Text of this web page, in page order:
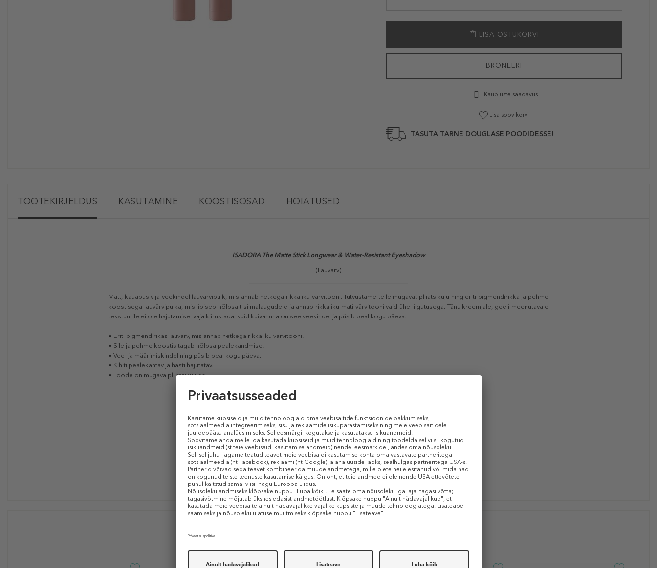
LISA OSTUKORVI
BRONEERI
Kaupluste saadavus
Lisa soovikorvi
TASUTA TARNE DOUGLASE POODIDESSE!
TOOTEKIRJELDUS KASUTAMINE KOOSTISOSAD HOIATUSED
ISADORA The Matte Stick Longwear & Water-Resistant Eyeshadow
(Lauvärv)
Matt, kauapüsiv ja veekindel lauvärvipulk, mis annab hetkega rikkaliku värvitooni. Tutvustame teile mugavat pliiatsikuju ning eriti pigmendirikka ja pehme
koostisega lauvärvipulka, mis libiseb hõlpsalt silmalaugudele ja annab rikkaliku mati värvitooni vaid ühe liigutusega. Tänu kreemjale, geeli meenutavale
tekstuurile ei ole hajutamisel vaja kiirustada, kuid kuivanuna on see veekindel ja püsib peal kogu päeva.
• Eriti pigmendirikas lauvärv, mis annab hetkega rikkaliku värvitooni.
• Sile ja pehme koostis tagab hõlpsa pealekandmise.
• Vee- ja määrimiskindel ning püsib peal kogu päeva.
• Kihiti pealekantav ja hästi hajutatav.
• Toode on mugava pliiatsikujuga.